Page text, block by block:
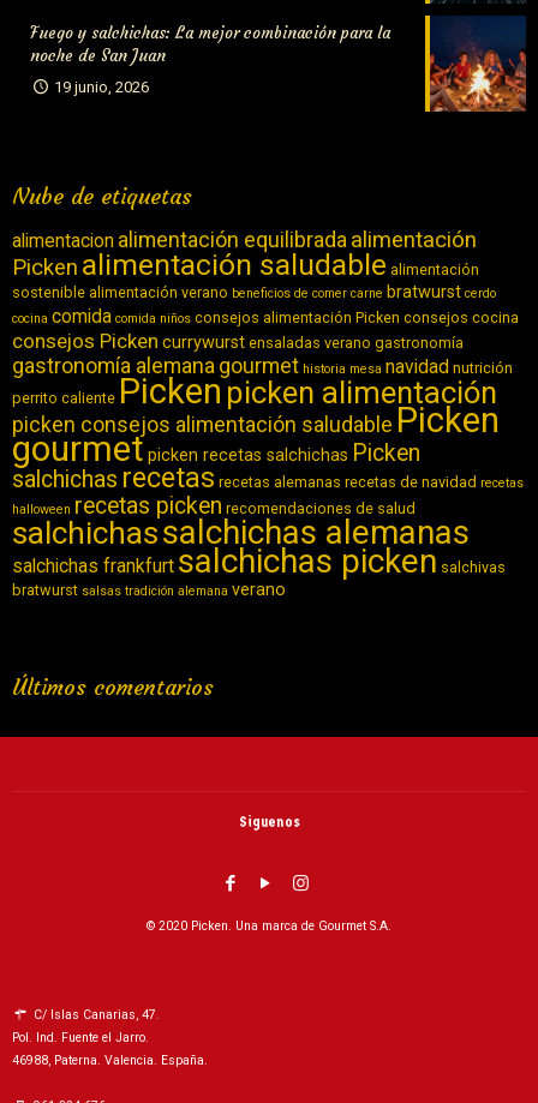
Fuego y salchichas: La mejor combinación para la
noche de San Juan
19 junio, 2026
Nube de etiquetas
alimentacion alimentación equilibradaalimentación
Picken alimentación saludable alimentación
sostenible alimentación verano beneficios de comer carne bratwurst cerdo
cocina comida comida niños consejos alimentación Picken consejos cocina
consejos Picken currywurst ensaladas verano gastronomía
gastronomía alemanagourmet historia mesa navidad nutrición
perrito caliente Pickenpicken alimentación
picken consejos alimentación saludable Picken
gourmetpicken recetas salchichas Picken
salchichas recetas recetas alemanas recetas de navidad recetas
halloween recetas picken recomendaciones de salud
salchichassalchichas alemanas
salchichas frankfurt salchichas picken salchivas
bratwurst salsas tradición alemana verano
Últimos comentarios
Siguenos
© 2020 Picken. Una marca de Gourmet S.A.
C/ Islas Canarias, 47.
Pol. Ind. Fuente el Jarro.
46988, Paterna. Valencia. España.